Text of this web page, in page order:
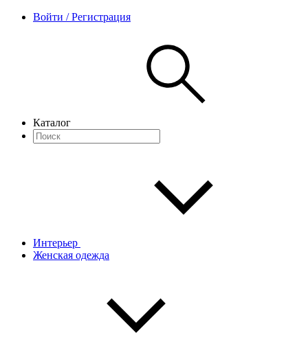
Войти / Регистрация
Каталог
Интерьер
Женская одежда